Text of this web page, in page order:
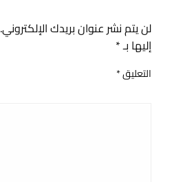
لن يتم نشر عنوان بريدك الإلكتروني.
إليها بـ*
التعليق*